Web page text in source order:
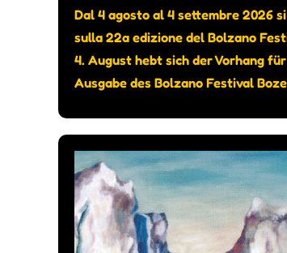
Dal 4 agosto al 4 settembre 2026
sulla 22a edizione del Bolzano
4. August hebt sich der Vorhang
Ausgabe des Bolzano Festival